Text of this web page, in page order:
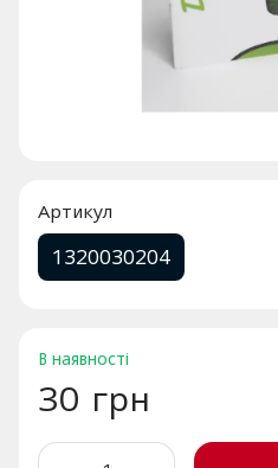
Артикул
1320030204
В наявності
30 грн